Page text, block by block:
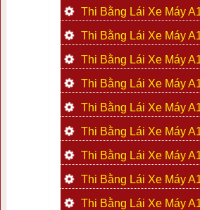
Thi Bằng Lái Xe Máy
Thi Bằng Lái Xe Máy
Thi Bằng Lái Xe Máy
Thi Bằng Lái Xe Máy
Thi Bằng Lái Xe Máy
Thi Bằng Lái Xe Máy
Thi Bằng Lái Xe Máy
Thi Bằng Lái Xe Máy
Thi Bằng Lái Xe Máy